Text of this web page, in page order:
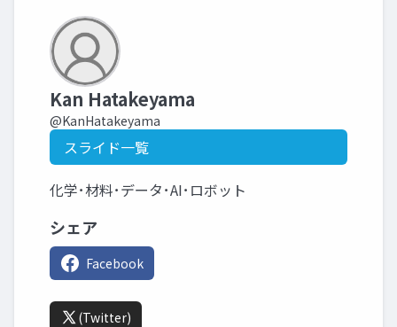
Kan Hatakeyama
@KanHatakeyama
スライド一覧
化学･材料･データ･AI･ロボット
シェア
Facebook
(Twitter)